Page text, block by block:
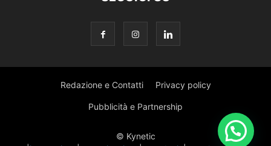
Redazione e Contatti Privacy policy
Pubblicità e Partnership
© Kynetic